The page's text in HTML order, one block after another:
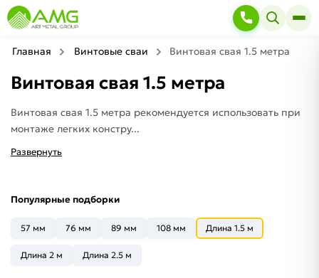
Главная Винтовые сваи Винтовая свая 1.5 метра
Винтовая свая 1.5 метра
Винтовая свая 1.5 метра рекомендуется использовать при
монтаже легких констру...
Развернуть
Популярные подборки
57 мм 76 мм 89 мм 108 мм Длина 1.5 м
Длина 2 м Длина 2.5 м